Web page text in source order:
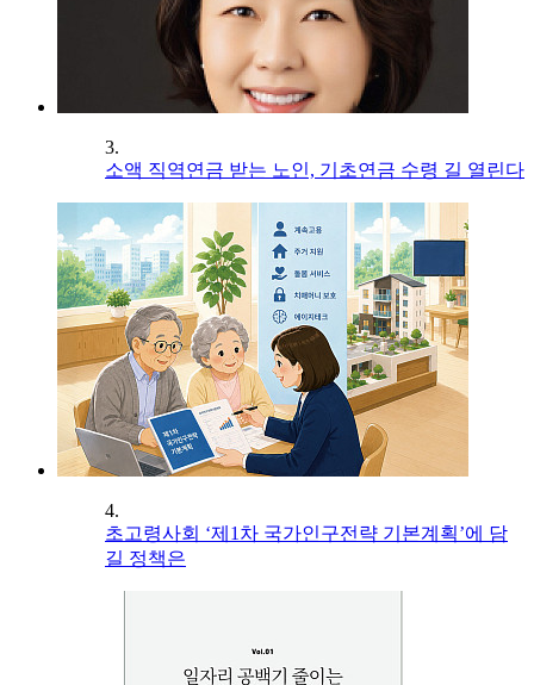
3.
소액 직역연금 받는 노인, 기초연금 수령 길 열린다
4.
초고령사회 ‘제1차 국가인구전략 기본계획’에 담
길 정책은